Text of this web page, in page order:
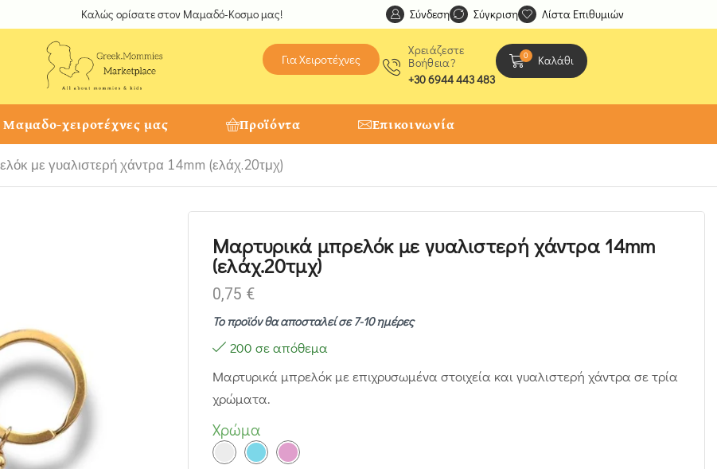
Καλώς ορίσατε στον Μαμαδό-Κοσμο μας! Ανακαλύψτε μοναδικές δημιουργίες από τους
Σύνδεση Σύγκριση Λίστα Επιθυμιών
Για Χειροτέχνες
Χρειάζεστε
Βοήθεια?
+30 6944 443 483
0 Καλάθι
Μαμαδο-χειροτέχνες μας Προϊόντα Επικοινωνία
με γυαλιστερή χάντρα 14mm (ελάχ.20τμχ)
Μαρτυρικά μπρελόκ με γυαλιστερή χάντρα 14mm
(ελάχ.20τμχ)
0,75 €
Το προϊόν θα αποσταλεί σε 7-10 ημέρες
200 σε απόθεμα
Μαρτυρικά μπρελόκ με επιχρυσωμένα στοιχεία και γυαλιστερή χάντρα σε τρία
χρώματα.
Χρώμα